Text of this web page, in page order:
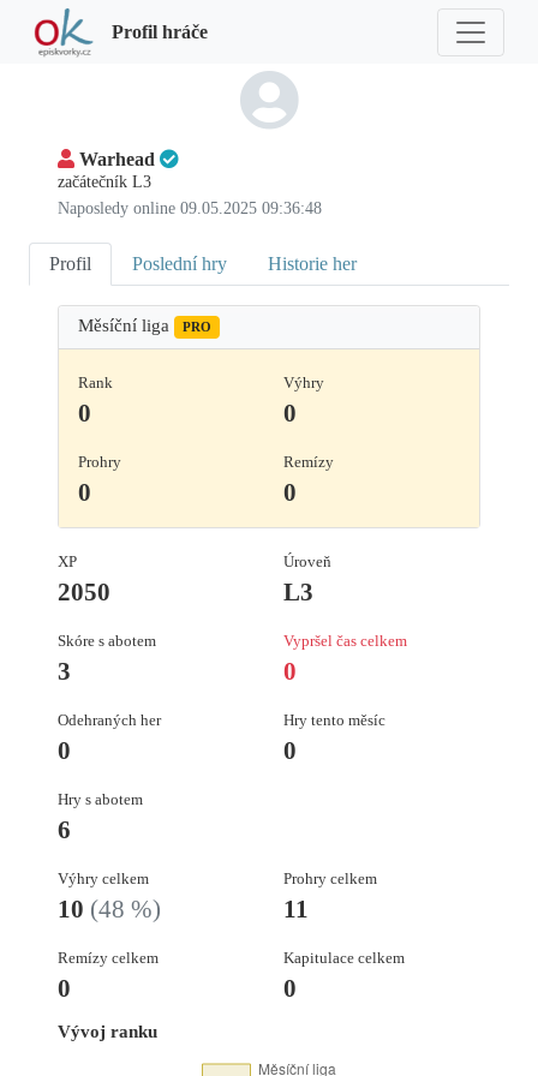
Profil hráče
Warhead
začátečník L3
Naposledy online 09.05.2025 09:36:48
Profil Poslední hry Historie her
Měsíční liga PRO
Rank
0
Výhry
0
Prohry
0
Remízy
0
XP
2050
Úroveň
L3
Skóre s abotem
3
Vypršel čas celkem
0
Odehraných her
0
Hry tento měsíc
0
Hry s abotem
6
Výhry celkem
10 (48 %)
Prohry celkem
11
Remízy celkem
0
Kapitulace celkem
0
Vývoj ranku